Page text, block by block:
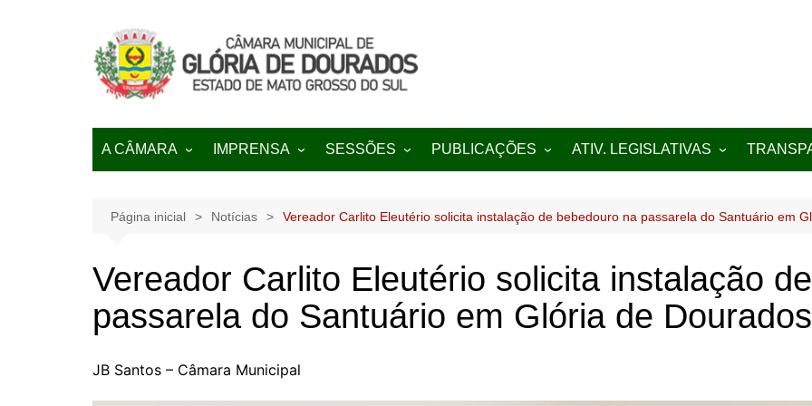
A CÂMARA
Regimento Interno
IMPRENSA
Galeria de Transmissões
SESSÕES PUBLICAÇÕES
Decretos
ATIV. LEGISLATIVAS
Moções
Diário
Página inicial Notícias Vereador Carlito Eleutério solicita instalação de bebedouro na passarela do Santuário em
Vereador Carlito Eleutério solicita instalação
passarela do Santuário em Glória de
JB Santos – Câmara Municipal